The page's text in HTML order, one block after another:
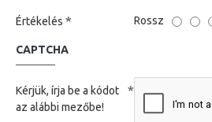
Értékelés Rossz
CAPTCHA
Kérjük, írja be a kódot
az alábbi mezőbe!